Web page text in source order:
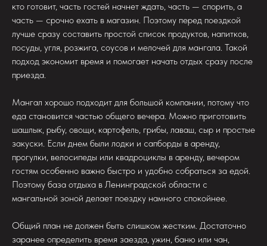
кто готовит, часть гостей начнет ждать, часть — спорить, а
часть — срочно ехать в магазин. Поэтому перед поездкой
лучше сразу составить простой список продуктов, напитков,
посуды, угля, розжига, соусов и мелочей для мангала. Такой
подход экономит время и помогает начать отдых сразу после
приезда.
Мангал хорошо подходит для большой компании, потому что
еда становится частью общего вечера. Можно приготовить
шашлык, рыбу, овощи, картофель, грибы, лаваш, сыр и простые
закуски. Если днем были лодки и сапборды в аренду,
прогулки, велосипеды или квадроциклы в аренду, вечером
гостям особенно важно быстро и удобно собраться за едой.
Поэтому база отдыха в Ленинградской области с
мангальной зоной делает поездку намного спокойнее.
Общий план не должен быть слишком жестким. Достаточно
заранее определить время заезда, ужин, баню или чан,